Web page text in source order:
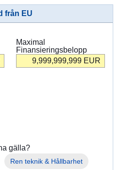
till
Ukraina
Information
för
dig
som
du
hjälpa
från EU
Maximal
Finansieringsbelopp
9,999,999,999 EUR
gälla?
Ren teknik & Hållbarhet